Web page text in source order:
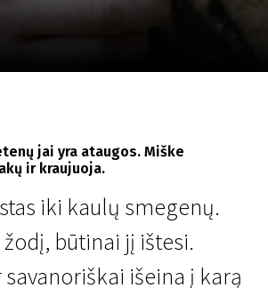
jai yra ataugos. Miške
ir kraujuoja.
iki kaulų smegenų.
būtinai jį ištesi.
savanoriškai išeina į karą